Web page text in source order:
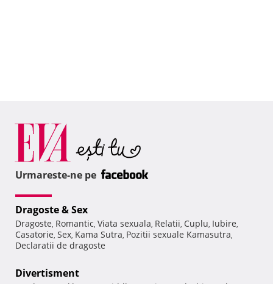
Urmareste-ne pe
Dragoste & Sex
Dragoste, Romantic, Viata sexuala, Relatii, Cuplu, Iubire,
Casatorie, Sex, Kama Sutra, Pozitii sexuale Kamasutra,
Declaratii de dragoste
Divertisment